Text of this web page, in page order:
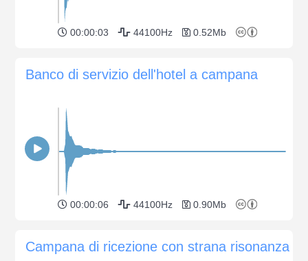
00:00:03 44100Hz 0.52Mb
Banco di servizio dell'hotel a campana
00:00:06 44100Hz 0.90Mb
Campana di ricezione con strana risonanza